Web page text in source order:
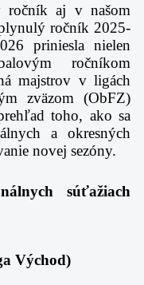
ročník aj v našom
ročník 2025-
priniesla nielen
ročníkom
majstrov v ligách
zväzom (ObFZ)
toho, ako sa
a okresných
novej sezóny.
súťažiach
Východ)